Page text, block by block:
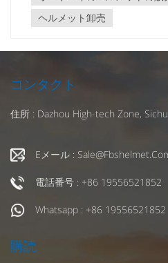
Fbshelmet は世界中の顧客に最
の完璧な組み合わせを提供する
従っており、最高品質の素材で
れた保護を提供できます。 パー
フスタイルを表現したいと考え
す。クラシックでシンプルなデ
も、大胆な色やパターンで個性
Fbshelmet はあなたのニーズを
適さと機能の完璧な組み合わせ
さと安全性だけでなく、快適さ
通気性の高いデザインと人間工
ヘルメット卸売
コンタクト
住所 : Dazhou High-tech Zone,
Eメール :
電話番号 : +86 19556521852
Whatsapp : +86 19556521852
購読